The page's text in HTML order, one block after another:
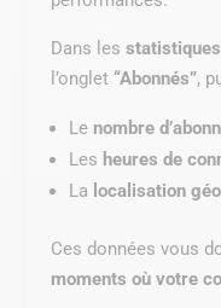
Dans les
l’onglet “Abonnés”,
Le nombre
Les heures de
La localisation
Ces données vous
moments où votre